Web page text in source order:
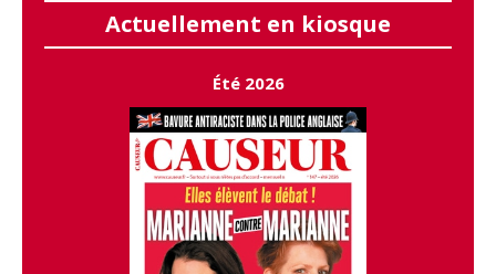
Actuellement en kiosque
Été 2026